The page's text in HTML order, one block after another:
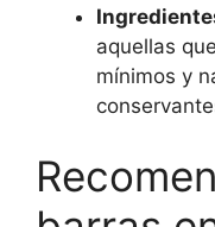
aquellas
mínimos y